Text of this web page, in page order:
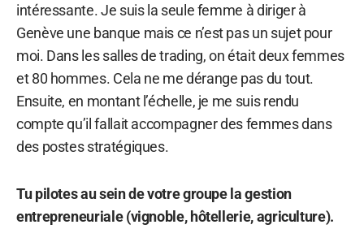
intéressante. Je suis la seule femme à diriger à
Genève une banque mais ce n’est pas un sujet pour
moi. Dans les salles de trading, on était deux femmes
et 80 hommes. Cela ne me dérange pas du tout.
Ensuite, en montant l’échelle, je me suis rendu
compte qu’il fallait accompagner des femmes dans
des postes stratégiques.
Tu pilotes au sein de votre groupe la gestion
entrepreneuriale (vignoble, hôtellerie, agriculture).